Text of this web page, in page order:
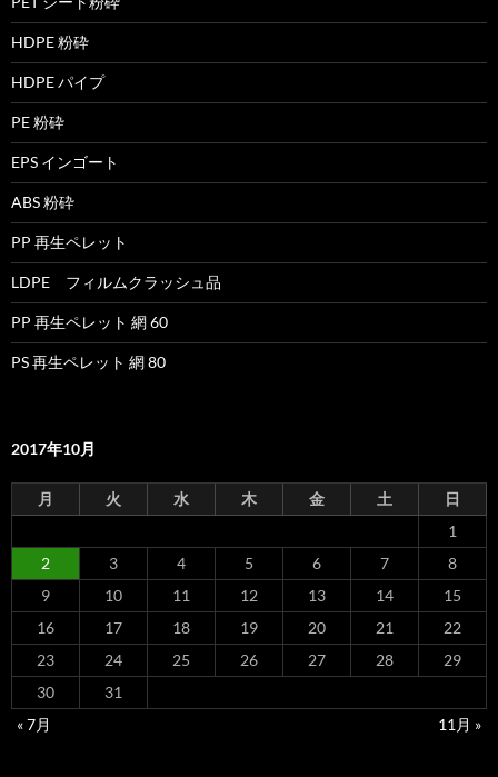
HDPE 粉砕
HDPE パイプ
PE 粉砕
EPS インゴート
ABS 粉砕
PP 再生ペレット
LDPE フィルムクラッシュ品
PP 再生ペレット 網 60
PS 再生ペレット 網 80
2017年10月
月 火 水 木 金 土
日
1
2
3 4 5 6 7
8
9
10 11 12 13 14
15
16
17 18 19 20 21
22
23
24 25 26 27 28
29
30
31
« 7月
11月 »